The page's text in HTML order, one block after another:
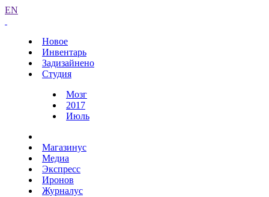
EN
Новое
Инвентарь
Задизайнено
Студия
Мозг
2017
Июль
Магазинус
Медиа
Экспресс
Иронов
Журналус